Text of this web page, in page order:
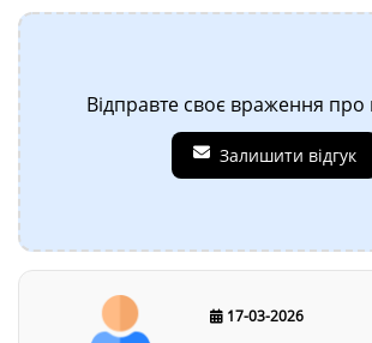
Відправте своє враження про
Залишити відгук
17-03-2026